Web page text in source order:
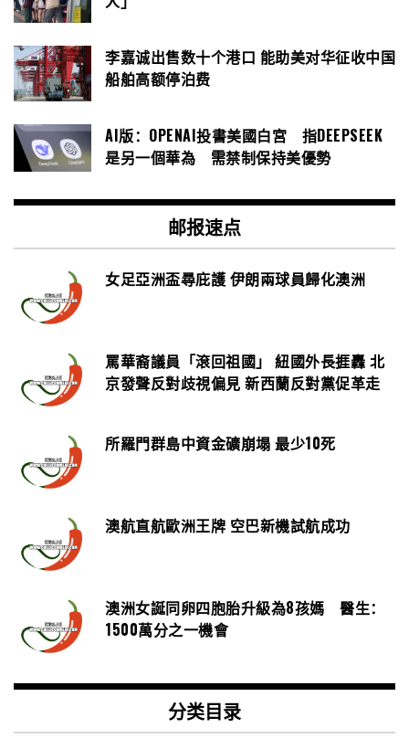
李嘉诚出售数十个港口 能助美对华征收中国
船舶高额停泊费
AI版：OPENAI投書美國白宮 指DEEPSEEK
是另一個華為 需禁制保持美優勢
邮报速点
女足亞洲盃尋庇護 伊朗兩球員歸化澳洲
罵華裔議員「滾回祖國」 紐國外長捱轟 北
京發聲反對歧視偏見 新西蘭反對黨促革走
所羅門群島中資金礦崩塌 最少10死
澳航直航歐洲王牌 空巴新機試航成功
澳洲女誕同卵四胞胎升級為8孩媽 醫生：
1500萬分之一機會
分类目录